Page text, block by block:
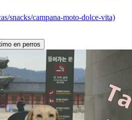
snacks/campana-moto-dolce-vita)
en perros